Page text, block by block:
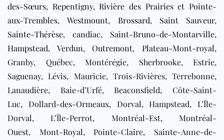
des-Sœurs, Repentigny,Rivière des PrairiesetPointe-
aux-Trembles,Westmount, Brossard, Saint Sauveur,
Sainte-Thérèse, candiac, Saint-Bruno-de-Montarville,
Hampstead, Verdun,Outremont,Plateau-Mont-royal,
Granby, Québec, Montérégie, Sherbrooke, Estrie,
Saguenay, Lévis, Mauricie, Trois-Rivières, Terrebonne,
Lanaudière, Baie-d’Urfé, Beaconsfield, Côte-Saint-
Luc, Dollard-des-Ormeaux, Dorval, Hampstead, L’Île-
Dorval, L’Île-Perrot, Montréal-Est, Montréal-
Ouest, Mont-Royal, Pointe-Claire, Sainte-Anne-de-